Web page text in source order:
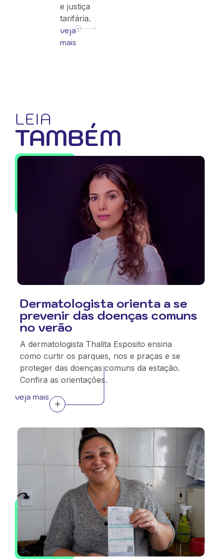
e justiça
tarifária.
veja
mais
LEIA
TAMBÉM
Dermatologista orienta a se
prevenir das doenças comuns
no verão
A dermatologista Thalita Esposito ensina
como curtir os parques, rios e praças e se
proteger das doenças comuns da estação.
Confira as orientações.
veja mais